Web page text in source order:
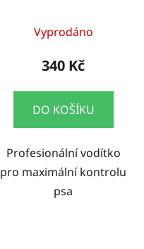
Vyprodáno
340 Kč
DO KOŠÍKU
Profesionální vodítko
pro maximální kontrolu
psa